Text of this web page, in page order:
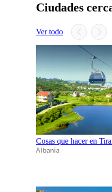
Ciudades
Ver todo
Cosas que hacer en
Albania